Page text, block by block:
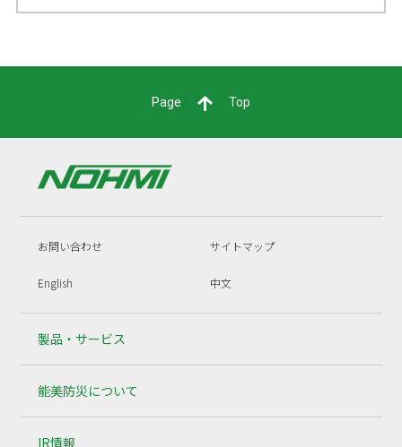
Page Top
お問い合わせ サイトマップ
English 中文
製品・サービス
能美防災について
IR情報